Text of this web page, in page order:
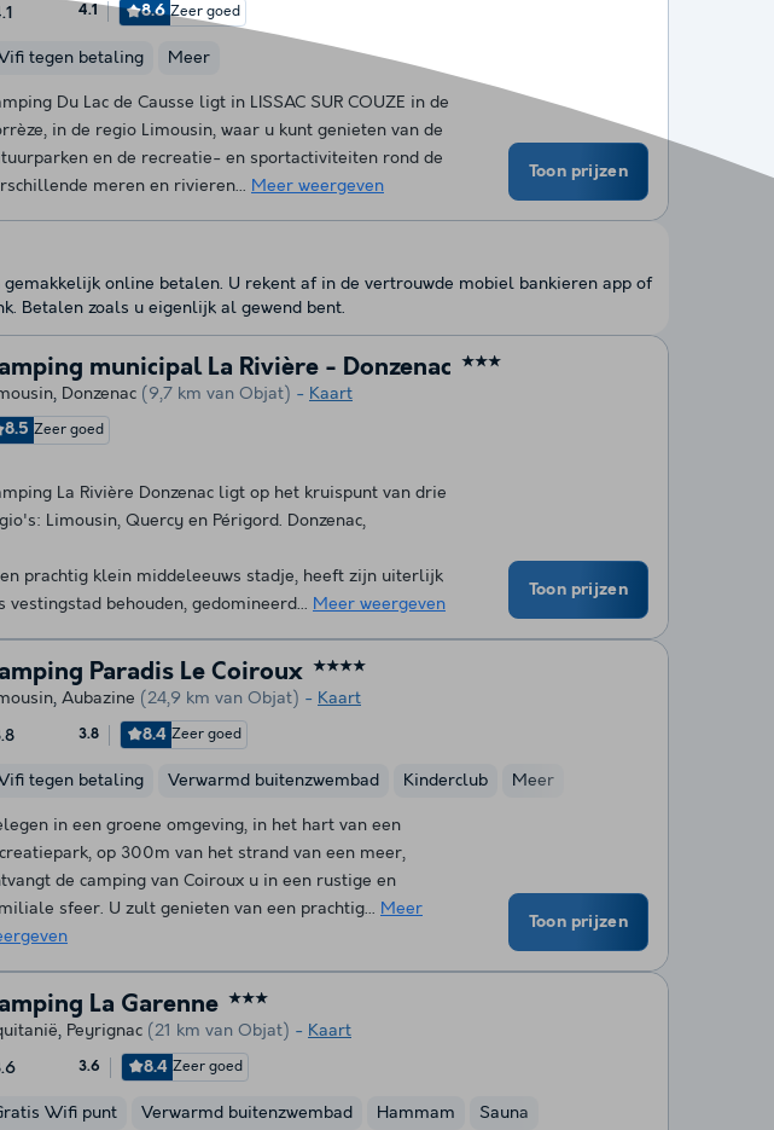
4.1 8.6 Zeer goed
tegen betaling Meer
Du Lac de Causse ligt in LISSAC SUR COUZE in de
in de regio Limousin, waar u kunt genieten van de
en de recreatie- en sportactiviteiten rond de
meren en rivieren... Meer weergeven
Toon prijzen
municipal La Rivière - Donzenac ★★★
, Donzenac (9,7 km van Objat)
Kaart
8.5 Zeer goed
La Rivière Donzenac ligt op het kruispunt van drie
Limousin, Quercy en Périgord. Donzenac,
prachtig klein middeleeuws stadje, heeft zijn uiterlijk
vestingstad behouden, gedomineerd... Meer weergeven
Toon prijzen
Paradis Le Coiroux ★★★★
, Aubazine (24,9 km van Objat) Kaart
3.8 8.4 Zeer goed
tegen betaling Verwarmd buitenzwembad Kinderclub Meer
in een groene omgeving, in het hart van een
op 300m van het strand van een meer,
de camping van Coiroux u in een rustige en
sfeer. U zult genieten van een prachtig... Meer
Toon prijzen
La Garenne ★★★
, Peyrignac (21 km van Objat) Kaart
3.6 8.4 Zeer goed
Wifi punt Verwarmd buitenzwembad Hammam Sauna
online betalen. U rekent af in de vertrouwde mobiel bankieren app of
Betalen zoals u eigenlijk al gewend bent.